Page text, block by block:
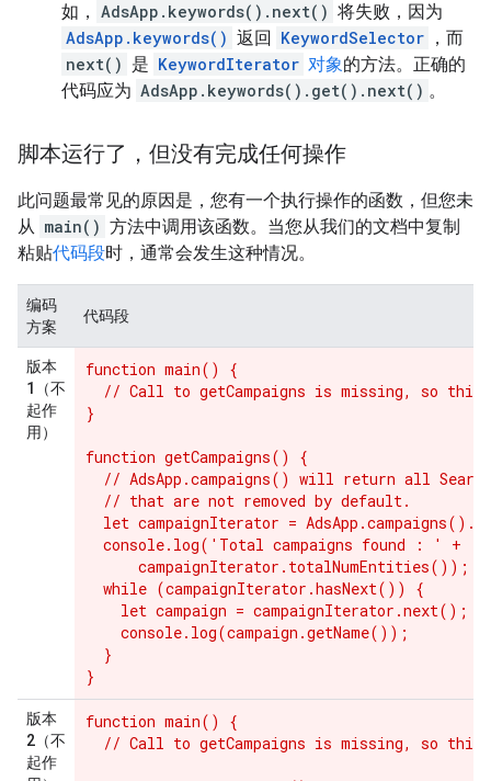
如， AdsApp.keywords().next() 将失败，因为
AdsApp.keywords() 返回 KeywordSelector ，而
next() 是 KeywordIterator 对象的方法。正确的
代码应为 AdsApp.keywords().get().next() 。
脚本运行了，但没有完成任何操作
此问题最常见的原因是，您有一个执行操作的函数，但您未
从 main() 方法中调用该函数。当您从我们的文档中复制
粘贴代码段时，通常会发生这种情况。
编码
方案
代码段
版本
1（不
起作
用）
function main() {
// Call to getCampaigns is missing, so this
}
function getCampaigns() {
// AdsApp.campaigns() will return all
  // that are not removed by default.
let campaignIterator =
  console.log('Total campaigns found : ' +
      campaignIterator.totalNumEntities());
  while (campaignIterator.hasNext()) {
    let campaign = campaignIterator.next();
    console.log(campaign.getName());
  }
版本
2（不
起作
function main() {
// Call to getCampaigns is missing, so this